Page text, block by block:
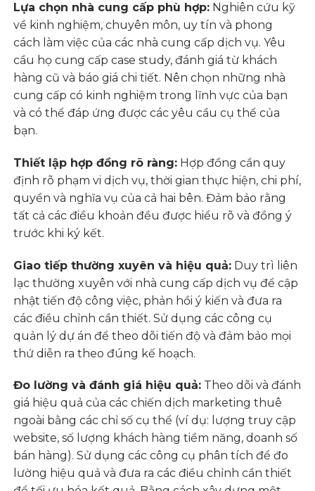
Lựa chọn nhà cung cấp phù hợp: Nghiên cứu kỹ
về kinh nghiệm, chuyên môn, uy tín và phong
cách làm việc của các nhà cung cấp dịch vụ. Yêu
cầu họ cung cấp case study, đánh giá từ khách
hàng cũ và báo giá chi tiết. Nên chọn những nhà
cung cấp có kinh nghiệm trong lĩnh vực của bạn
và có thể đáp ứng được các yêu cầu cụ thể của
bạn.
Thiết lập hợp đồng rõ ràng: Hợp đồng cần quy
định rõ phạm vi dịch vụ, thời gian thực hiện, chi phí,
quyền và nghĩa vụ của cả hai bên. Đảm bảo rằng
tất cả các điều khoản đều được hiểu rõ và đồng ý
trước khi ký kết.
Giao tiếp thường xuyên và hiệu quả: Duy trì liên
lạc thường xuyên với nhà cung cấp dịch vụ để cập
nhật tiến độ công việc, phản hồi ý kiến và đưa ra
các điều chỉnh cần thiết. Sử dụng các công cụ
quản lý dự án để theo dõi tiến độ và đảm bảo mọi
thứ diễn ra theo đúng kế hoạch.
Đo lường và đánh giá hiệu quả: Theo dõi và đánh
giá hiệu quả của các chiến dịch marketing thuê
ngoài bằng các chỉ số cụ thể (ví dụ: lượng truy cập
website, số lượng khách hàng tiềm năng, doanh số
bán hàng). Sử dụng các công cụ phân tích để đo
lường hiệu quả và đưa ra các điều chỉnh cần thiết